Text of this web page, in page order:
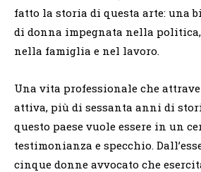
fatto la storia di questa arte: una
di donna impegnata nella
nella famiglia e nel lavoro.
Una vita professionale che
attiva, più di sessanta anni di
questo paese vuole essere in un
testimonianza e specchio.
cinque donne avvocato che